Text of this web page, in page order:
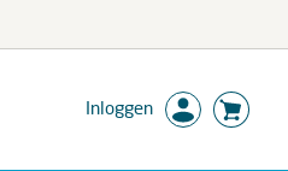
Inloggen